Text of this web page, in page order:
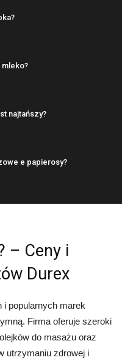
mleko?
najtańszy?
e papierosy?
– Ceny i
Durex
i popularnych marek
Firma oferuje szeroki
do masażu oraz
utrzymaniu zdrowej i